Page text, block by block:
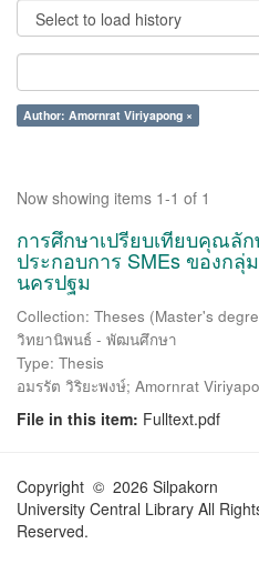
Author: Amornrat Viriyapong ×
Now showing items 1-1 of 1
การศึกษาเปรียบเทียบคุณลั
ประกอบการ SMEs ของกลุ่
นครปฐม
Collection: Theses (Master's
วิทยานิพนธ์ - พัฒนศึกษา
Type: Thesis
อมรรัต วิริยะพงษ์; Amornrat
File in this item: Fulltext.pdf
Copyright © 2026 Silpakorn
University Central Library All
Reserved.